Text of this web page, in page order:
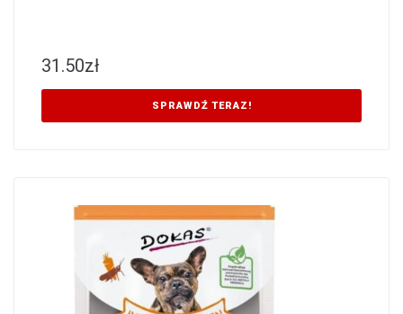
31.50zł
SPRAWDŹ TERAZ!